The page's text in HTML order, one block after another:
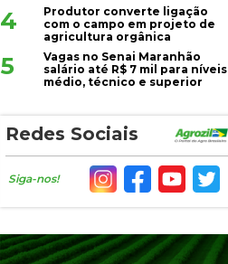
4
Produtor converte ligação
com o campo em projeto de
agricultura orgânica
5
Vagas no Senai Maranhão
salário até R$ 7 mil para níveis
médio, técnico e superior
Redes Sociais
Siga-nos!